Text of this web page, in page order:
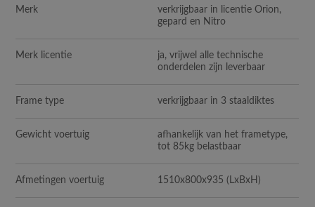
Merk
verkrijgbaar in licentie Orion,
gepard en Nitro
Merk licentie
ja, vrijwel alle technische
onderdelen zijn leverbaar
Frame type verkrijgbaar in 3 staaldiktes
Gewicht voertuig
afhankelijk van het frametype,
tot 85kg belastbaar
Afmetingen voertuig 1510x800x935 (LxBxH)